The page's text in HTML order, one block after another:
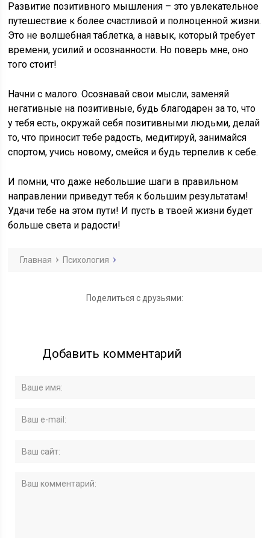
Развитие позитивного мышления – это увлекательное
путешествие к более счастливой и полноценной жизни.
Это не волшебная таблетка, а навык, который требует
времени, усилий и осознанности. Но поверь мне, оно
того стоит!
Начни с малого. Осознавай свои мысли, заменяй
негативные на позитивные, будь благодарен за то, что
у тебя есть, окружай себя позитивными людьми, делай
то, что приносит тебе радость, медитируй, занимайся
спортом, учись новому, смейся и будь терпелив к себе.
И помни, что даже небольшие шаги в правильном
направлении приведут тебя к большим результатам!
Удачи тебе на этом пути! И пусть в твоей жизни будет
больше света и радости!
Главная Психология
Поделиться с друзьями:
Добавить комментарий